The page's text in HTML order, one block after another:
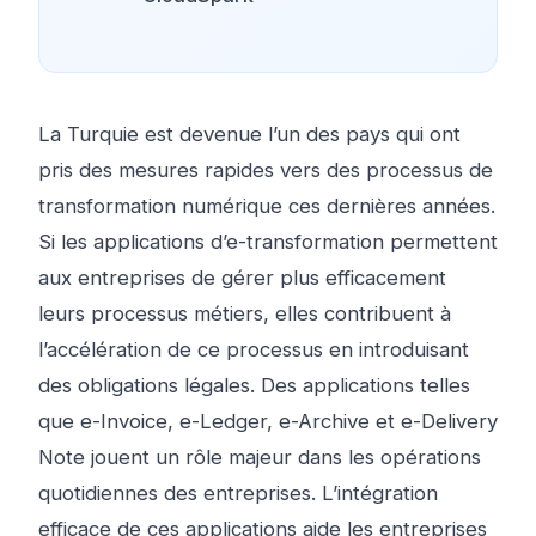
La Turquie est devenue l’un des pays qui ont
pris des mesures rapides vers des processus de
transformation numérique ces dernières années.
Si les applications d’e-transformation permettent
aux entreprises de gérer plus efficacement
leurs processus métiers, elles contribuent à
l’accélération de ce processus en introduisant
des obligations légales. Des applications telles
que e-Invoice, e-Ledger, e-Archive et e-Delivery
Note jouent un rôle majeur dans les opérations
quotidiennes des entreprises. L’intégration
efficace de ces applications aide les entreprises